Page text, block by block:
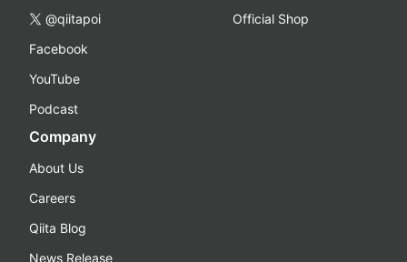
@qiitapoi
Facebook
YouTube
Podcast
Official Shop
Company
About Us
Careers
Qiita Blog
News Release